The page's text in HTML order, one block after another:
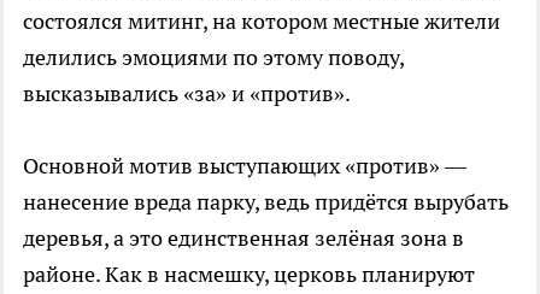
состоялся митинг, на котором местные жители
делились эмоциями по этому поводу,
высказывались «за» и «против».
Основной мотив выступающих «против» —
нанесение вреда парку, ведь придётся вырубать
деревья, а это единственная зелёная зона в
районе. Как в насмешку, церковь планируют